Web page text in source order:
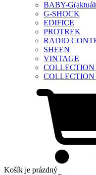
BABY-G
G-SHOCK
EDIFICE
PROTREK
RADIO
SHEEN
VINTAGE
COLLECTION
Košík je prázdný